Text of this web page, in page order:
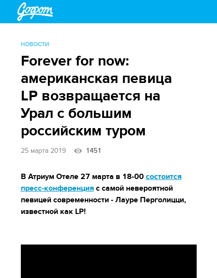
НОВОСТИ
Forever for now:
американская певица
LP возвращается на
Урал с большим
российским туром
25 марта 2019 1451
В Атриум Отеле 27 марта в 18-00 состоится
пресс-конференцияс самой невероятной
певицей современности - Лауре Перголицци,
известной как LP!